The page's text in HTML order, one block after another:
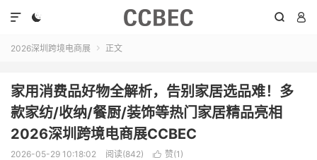
  

2026深圳跨境电商展  正文
家用消费品好物全解析，告别家居选品难！多
款家纺/收纳/餐厨/装饰等热门家居精品亮相
2026深圳跨境电商展CCBEC
2026-05-29 10:18:02 阅读(842)  赞(1 )